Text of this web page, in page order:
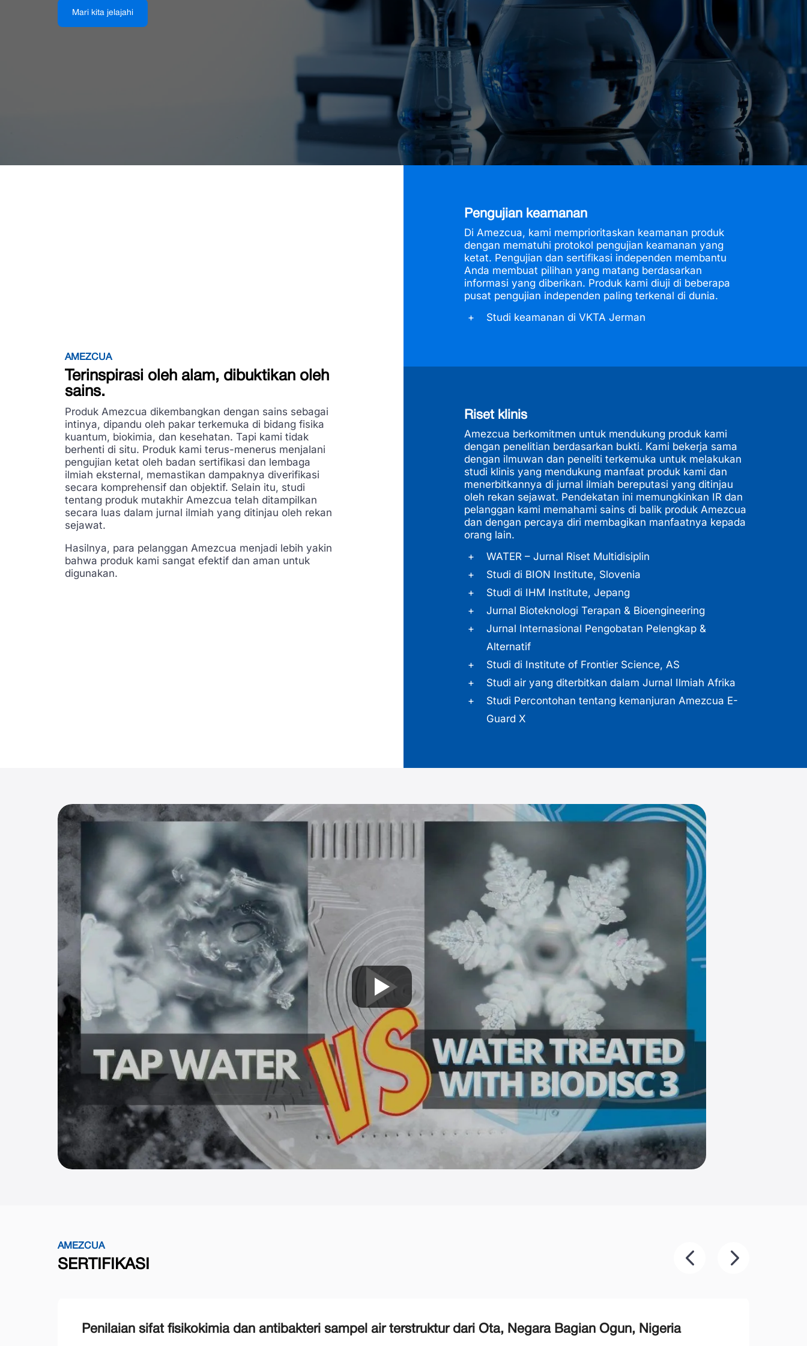
Mari kita jelajahi
AMEZCUA
Terinspirasi oleh alam, dibuktikan oleh
sains.
Produk Amezcua dikembangkan dengan sains sebagai
intinya, dipandu oleh pakar terkemuka di bidang fisika
kuantum, biokimia, dan kesehatan. Tapi kami tidak
berhenti di situ. Produk kami terus-menerus menjalani
pengujian ketat oleh badan sertifikasi dan lembaga
ilmiah eksternal, memastikan dampaknya diverifikasi
secara komprehensif dan objektif. Selain itu, studi
tentang produk mutakhir Amezcua telah ditampilkan
secara luas dalam jurnal ilmiah yang ditinjau oleh rekan
sejawat.
Hasilnya, para pelanggan Amezcua menjadi lebih yakin
bahwa produk kami sangat efektif dan aman untuk
digunakan.
Pengujian keamanan
Di Amezcua, kami memprioritaskan keamanan produk
dengan mematuhi protokol pengujian keamanan yang
ketat. Pengujian dan sertifikasi independen membantu
Anda membuat pilihan yang matang berdasarkan
informasi yang diberikan. Produk kami diuji di beberapa
pusat pengujian independen paling terkenal di dunia.
Studi keamanan di VKTA Jerman
Riset klinis
Amezcua berkomitmen untuk mendukung produk kami
dengan penelitian berdasarkan bukti. Kami bekerja sama
dengan ilmuwan dan peneliti terkemuka untuk melakukan
studi klinis yang mendukung manfaat produk kami dan
menerbitkannya di jurnal ilmiah bereputasi yang ditinjau
oleh rekan sejawat. Pendekatan ini memungkinkan IR dan
pelanggan kami memahami sains di balik produk Amezcua
dan dengan percaya diri membagikan manfaatnya kepada
orang lain.
WATER – Jurnal Riset Multidisiplin
Studi di BION Institute, Slovenia
Studi di IHM Institute, Jepang
Jurnal Bioteknologi Terapan & Bioengineering
Jurnal Internasional Pengobatan Pelengkap &
Alternatif
Studi di Institute of Frontier Science, AS
Studi air yang diterbitkan dalam Jurnal Ilmiah Afrika
Studi Percontohan tentang kemanjuran Amezcua E-
Guard X
AMEZCUA
SERTIFIKASI
Penilaian sifat fisikokimia dan antibakteri sampel air terstruktur dari Ota, Negara Bagian Ogun, Nigeria